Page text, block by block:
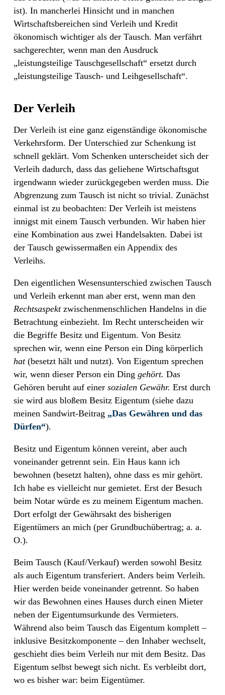
ist). In mancherlei Hinsicht und in manchen
Wirtschaftsbereichen sind Verleih und Kredit
ökonomisch wichtiger als der Tausch. Man verfährt
sachgerechter, wenn man den Ausdruck
„leistungsteilige Tauschgesellschaft“ ersetzt durch
„leistungsteilige Tausch- und Leihgesellschaft“.
Der Verleih
Der Verleih ist eine ganz eigenständige ökonomische
Verkehrsform. Der Unterschied zur Schenkung ist
schnell geklärt. Vom Schenken unterscheidet sich der
Verleih dadurch, dass das geliehene Wirtschaftsgut
irgendwann wieder zurückgegeben werden muss. Die
Abgrenzung zum Tausch ist nicht so trivial. Zunächst
einmal ist zu beobachten: Der Verleih ist meistens
innigst mit einem Tausch verbunden. Wir haben hier
eine Kombination aus zwei Handelsakten. Dabei ist
der Tausch gewissermaßen ein Appendix des
Verleihs.
Den eigentlichen Wesensunterschied zwischen Tausch
und Verleih erkennt man aber erst, wenn man den
Rechtsaspektzwischenmenschlichen Handelns in die
Betrachtung einbezieht. Im Recht unterscheiden wir
die Begriffe Besitz und Eigentum. Von Besitz
sprechen wir, wenn eine Person ein Ding körperlich
hat(besetzt hält und nutzt). Von Eigentum sprechen
wir, wenn dieser Person ein Ding gehört. Das
Gehören beruht auf einer sozialen Gewähr. Erst durch
sie wird aus bloßem Besitz Eigentum (siehe dazu
meinen Sandwirt-Beitrag „Das Gewähren und das
Dürfen“).
Besitz und Eigentum können vereint, aber auch
voneinander getrennt sein. Ein Haus kann ich
bewohnen (besetzt halten), ohne dass es mir gehört.
Ich habe es vielleicht nur gemietet. Erst der Besuch
beim Notar würde es zu meinem Eigentum machen.
Dort erfolgt der Gewährsakt des bisherigen
Eigentümers an mich (per Grundbuchübertrag; a. a.
O.).
Beim Tausch (Kauf/Verkauf) werden sowohl Besitz
als auch Eigentum transferiert. Anders beim Verleih.
Hier werden beide voneinander getrennt. So haben
wir das Bewohnen eines Hauses durch einen Mieter
neben der Eigentumsurkunde des Vermieters.
Während also beim Tausch das Eigentum komplett –
inklusive Besitzkomponente – den Inhaber wechselt,
geschieht dies beim Verleih nur mit dem Besitz. Das
Eigentum selbst bewegt sich nicht. Es verbleibt dort,
wo es bisher war: beim Eigentümer.